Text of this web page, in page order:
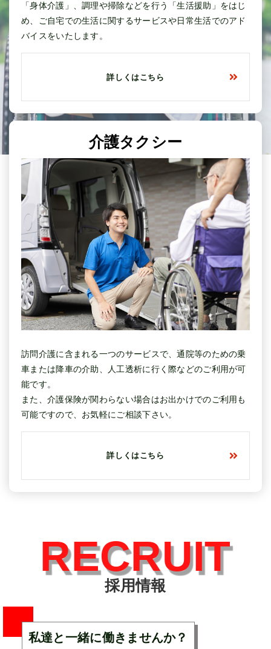
「身体介護」、調理や掃除などを行う「生活援助」をはじ
め、ご自宅での生活に関するサービスや日常生活でのアド
バイスをいたします。
詳しくはこちら
介護タクシー
訪問介護に含まれる一つのサービスで、通院等のための乗
車または降車の介助、人工透析に行く際などのご利用が可
能です。
また、介護保険が関わらない場合はお出かけでのご利用も
可能ですので、お気軽にご相談下さい。
詳しくはこちら
採用情報
RECRUIT
私達と一緒に働きませんか？